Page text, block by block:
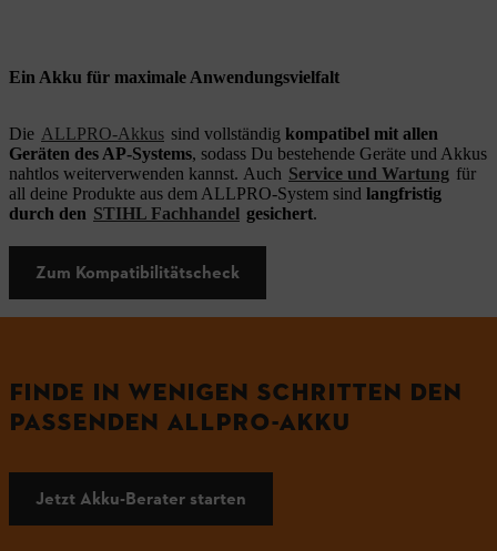
Ein Akku für maximale Anwendungsvielfalt
Die ALLPRO-Akkus sind vollständig kompatibel mit allen
Geräten des AP-Systems, sodass Du bestehende Geräte und Akkus
nahtlos weiterverwenden kannst. Auch Service und Wartung für
all deine Produkte aus dem ALLPRO-System sind langfristig
durch den STIHL Fachhandel gesichert.
Zum Kompatibilitätscheck
FINDE IN WENIGEN SCHRITTEN DEN
PASSENDEN ALLPRO-AKKU
Jetzt Akku-Berater starten